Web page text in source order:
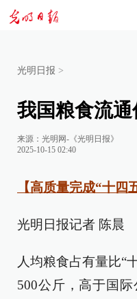
光明日报 >
我国粮食流
来源： 光明网-《光明日报》
2025-10-15 02:40
【高质量完成“十四
光明日报记者 陈晨
人均粮食占有量比“
500公斤，高于国